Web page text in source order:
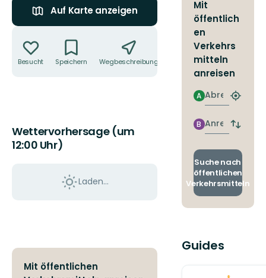
Auf Karte anzeigen
Besucht Speichern Wegbeschreibung
Wettervorhersage (um
12:00 Uhr)
Laden...
Mit öffentlichen
Mit
öffentlich
en
Verkehrs
mitteln
anreisen
Abreise
A
finden
Anreise
B
Suche nach
öffentlichen
Verkehrsmitteln
Guides